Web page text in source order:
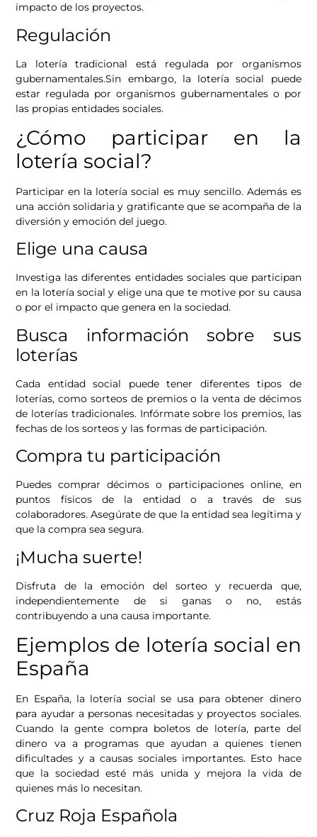
impacto de los proyectos.
Regulación
La lotería tradicional está regulada por organismos
gubernamentales.Sin embargo, la lotería social puede
estar regulada por organismos gubernamentales o por
las propias entidades sociales.
¿Cómo participar en la
lotería social?
Participar en la lotería social es muy sencillo. Además es
una acción solidaria y gratificante que se acompaña de la
diversión y emoción del juego.
Elige una causa
Investiga las diferentes entidades sociales que participan
en la lotería social y elige una que te motive por su causa
o por el impacto que genera en la sociedad.
Busca información sobre sus
loterías
Cada entidad social puede tener diferentes tipos de
loterías, como sorteos de premios o la venta de décimos
de loterías tradicionales. Infórmate sobre los premios, las
fechas de los sorteos y las formas de participación.
Compra tu participación
Puedes comprar décimos o participaciones online, en
puntos físicos de la entidad o a través de sus
colaboradores. Asegúrate de que la entidad sea legítima y
que la compra sea segura.
¡Mucha suerte!
Disfruta de la emoción del sorteo y recuerda que,
independientemente de si ganas o no, estás
contribuyendo a una causa importante.
Ejemplos de lotería social en
España
En España, la lotería social se usa para obtener dinero
para ayudar a personas necesitadas y proyectos sociales.
Cuando la gente compra boletos de lotería, parte del
dinero va a programas que ayudan a quienes tienen
dificultades y a causas sociales importantes. Esto hace
que la sociedad esté más unida y mejora la vida de
quienes más lo necesitan.
Cruz Roja Española